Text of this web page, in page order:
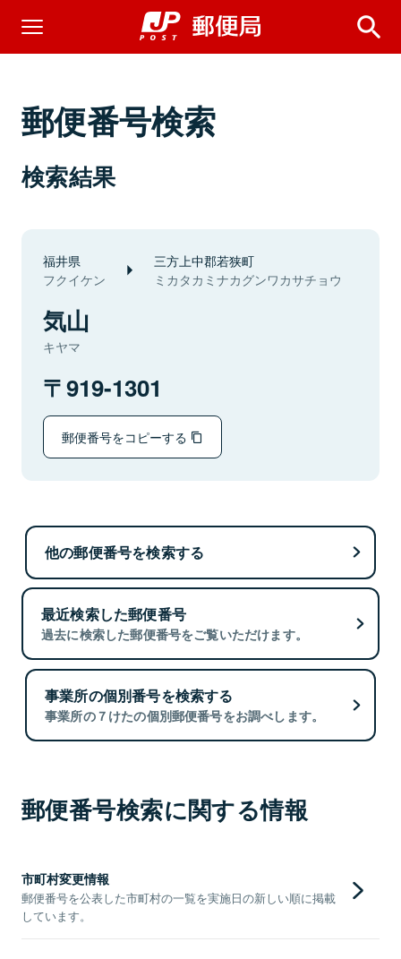
郵便番号検索
検索結果
福井県
フクイケン
三方上中郡若狭町
ミカタカミナカグンワカサチョウ
気山
キヤマ
919-1301
郵便番号をコピーする
他の郵便番号を検索する
最近検索した郵便番号
過去に検索した郵便番号をご覧いただけます。
事業所の個別番号を検索する
事業所の７けたの個別郵便番号をお調べします。
郵便番号検索に関する情報
市町村変更情報
郵便番号を公表した市町村の一覧を実施日の新しい順に掲載
しています。